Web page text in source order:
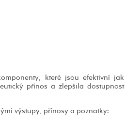
které jsou efektivní jak
přínos a zlepšila dostupnost
výstupy, přínosy a poznatky: